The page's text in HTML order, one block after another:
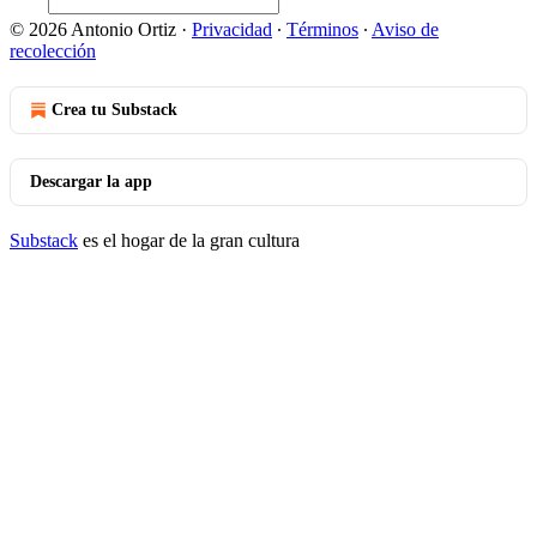
© 2026 Antonio Ortiz · Privacidad ∙ Términos ∙ Aviso de
recolección
Crea tu Substack
Descargar la app
Substack es el hogar de la gran cultura